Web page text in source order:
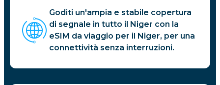
Goditi un'ampia e stabile copertura
di segnale in tutto il Niger con la
eSIM da viaggio per il Niger, per una
connettività senza interruzioni.